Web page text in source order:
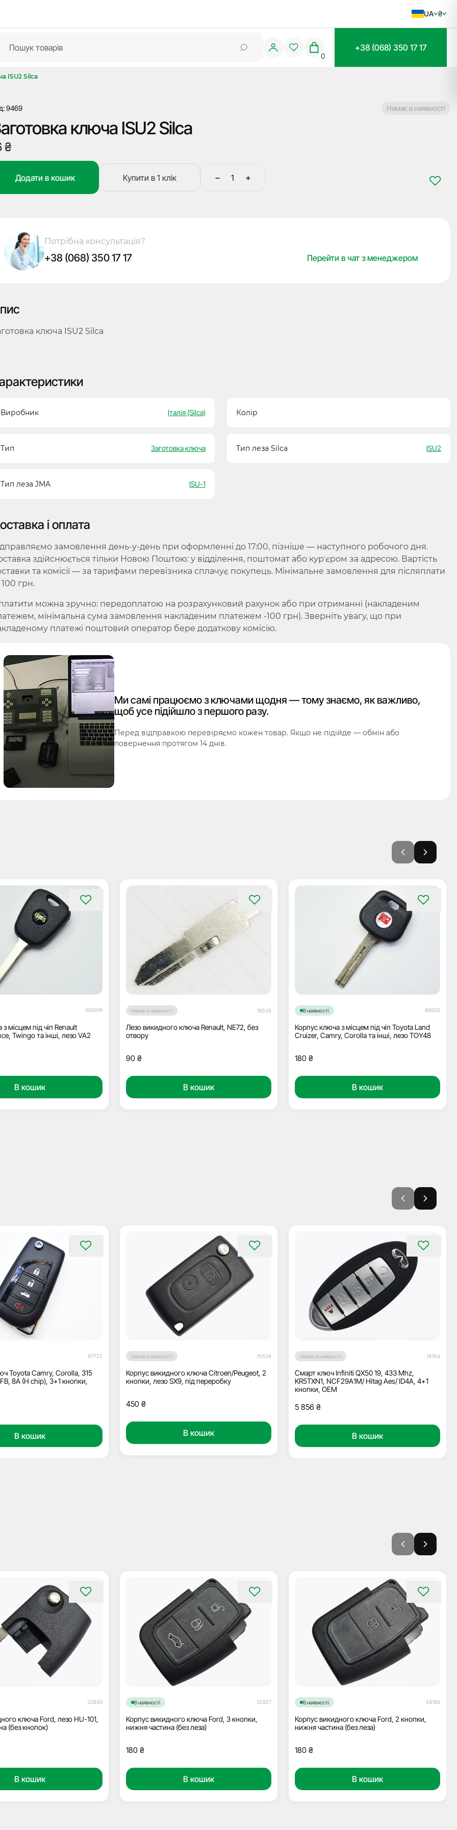
UA ₴
0
+38 (068) 350 17 17
ISU2 Silca
9469 Немає в наявності
ключа ISU2 Silca
₴
−
Заготовка
+
Додати в кошик Купити в 1 клік
Потрібна консультація?
+38 (068) 350 17 17 Перейти в чат з менеджером
ключа ISU2 Silca
Виробник Італія (Silca) Колір
Тип Заготовка ключа Тип леза Silca ISU2
Тип леза JMA ISU-1
і оплата
замовлення день-у-день при оформленні до 17:00, пізніше — наступного робочого дня.
здійснюється тільки Новою Поштою: у відділення, поштомат або курʼєром за адресою. Вартість
та комісії — за тарифами перевізника сплачує покупець. Мінімальне замовлення для післяплати
грн.
можна зручно: передоплатою на розрахунковий рахунок або при отриманні (накладеним
мінімальна сума замовлення накладеним платежем -100 грн). Зверніть увагу, що при
платежі поштовий оператор бере додаткову комісію.
Ми самі працюємо з ключами щодня — тому знаємо, як важливо,
щоб усе підійшло з першого разу.
Перед відправкою перевіряємо кожен товар. Якщо не підійде — обмін або
повернення протягом 14 днів.
36591R
місцем під чіп Renault
Twingo та інші, лезо VA2
В кошик
Немає в наявності 76526
Лезо викидного ключа Renault, NE72, без
отвору
90 ₴
В кошик
В наявності 86925
Корпус ключа з місцем під чіп Toyota Land
Cruizer, Camry, Corolla та інші, лезо TOY48
180 ₴
В кошик
87722
Toyota Camry, Corolla, 315
8A (H chip), 3+1 кнопки,
В кошик
Немає в наявності 75529
Корпус викидного ключа Citroen/Peugeot, 2
кнопки, лезо SX9, під переробку
450 ₴
В кошик
Немає в наявності 74764
Смарт ключ Infiniti QX50 19, 433 Mhz,
KR5TXN1, NCF29A1M/ Hitag Aes/ ID4A, 4+1
кнопки, ОЕМ
5 856 ₴
В кошик
32843
ключа Ford, лезо HU-101,
(без кнопок)
В кошик
В наявності 32827
Корпус викидного ключа Ford, 3 кнопки,
нижня частина (без леза)
180 ₴
В кошик
В наявності 54166
Корпус викидного ключа Ford, 2 кнопки,
нижня частина (без леза)
180 ₴
В кошик